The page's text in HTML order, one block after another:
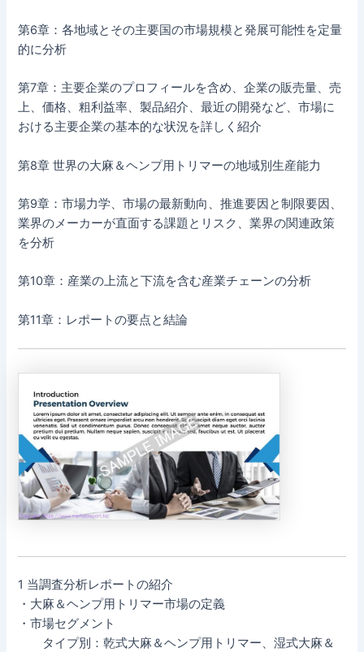
第6章：各地域とその主要国の市場規模と発展可能性を定量
的に分析
第7章：主要企業のプロフィールを含め、企業の販売量、売
上、価格、粗利益率、製品紹介、最近の開発など、市場に
おける主要企業の基本的な状況を詳しく紹介
第8章 世界の大麻＆ヘンプ用トリマーの地域別生産能力
第9章：市場力学、市場の最新動向、推進要因と制限要因、
業界のメーカーが直面する課題とリスク、業界の関連政策
を分析
第10章：産業の上流と下流を含む産業チェーンの分析
第11章：レポートの要点と結論
1 当調査分析レポートの紹介
・大麻＆ヘンプ用トリマー市場の定義
・市場セグメント
タイプ別：乾式大麻＆ヘンプ用トリマー、湿式大麻＆